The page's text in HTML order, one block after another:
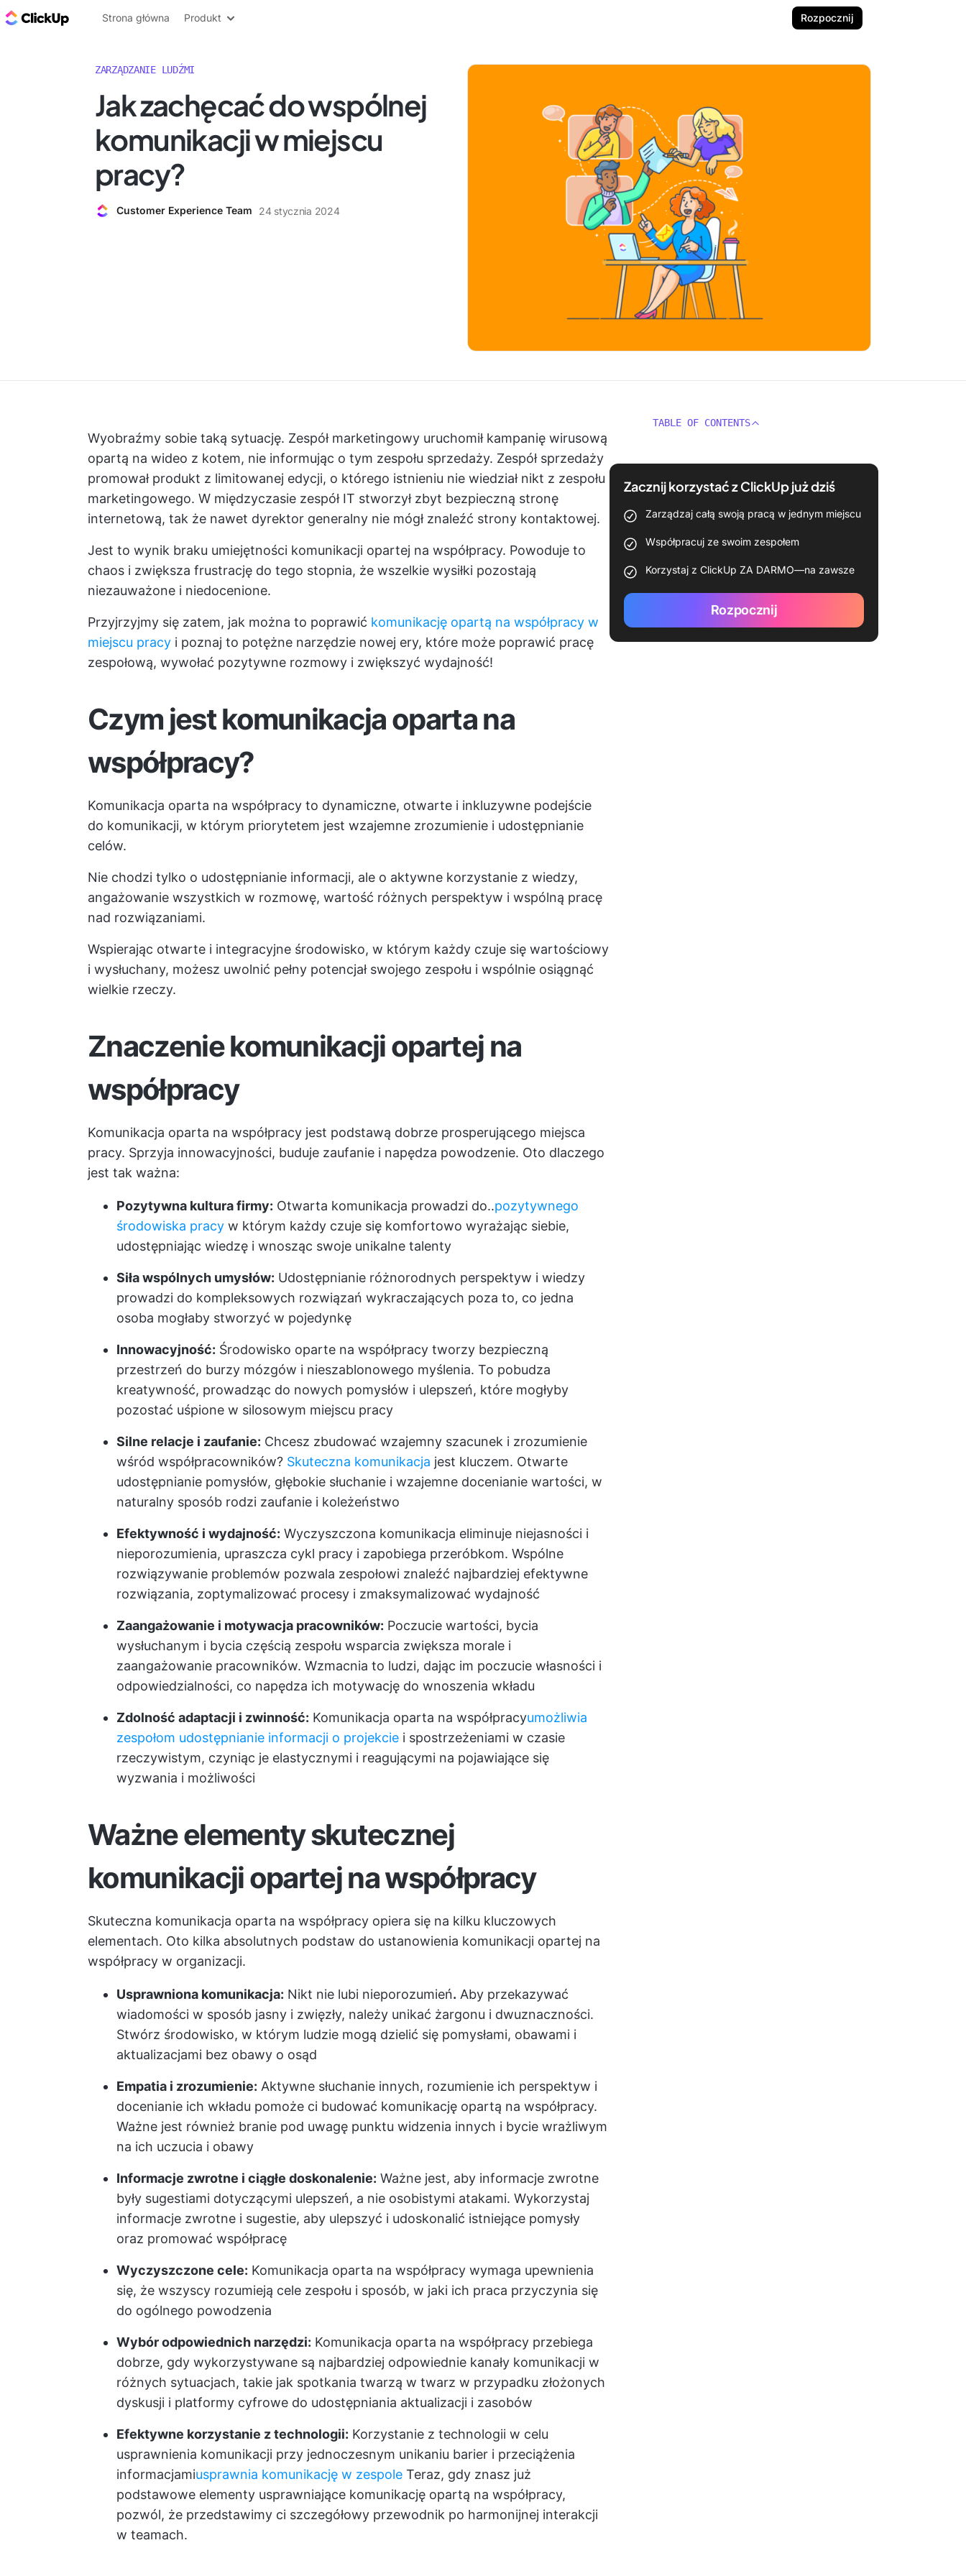
ClickUp Blog
Strona główna Produkt Rozpocznij
ZARZĄDZANIE LUDŹMI
Jak zachęcać do wspólnej
komunikacji w miejscu
pracy?
Customer Experience Team 24 stycznia 2024
Wyobraźmy sobie taką sytuację. Zespół marketingowy uruchomił kampanię wirusową
opartą na wideo z kotem, nie informując o tym zespołu sprzedaży. Zespół sprzedaży
promował produkt z limitowanej edycji, o którego istnieniu nie wiedział nikt z zespołu
marketingowego. W międzyczasie zespół IT stworzył zbyt bezpieczną stronę
internetową, tak że nawet dyrektor generalny nie mógł znaleźć strony kontaktowej.
Jest to wynik braku umiejętności komunikacji opartej na współpracy. Powoduje to
chaos i zwiększa frustrację do tego stopnia, że wszelkie wysiłki pozostają
niezauważone i niedocenione.
Przyjrzyjmy się zatem, jak można to poprawić komunikację opartą na współpracy w
miejscu pracy i poznaj to potężne narzędzie nowej ery, które może poprawić pracę
zespołową, wywołać pozytywne rozmowy i zwiększyć wydajność!
Czym jest komunikacja oparta na
współpracy?
Komunikacja oparta na współpracy to dynamiczne, otwarte i inkluzywne podejście
do komunikacji, w którym priorytetem jest wzajemne zrozumienie i udostępnianie
celów.
Nie chodzi tylko o udostępnianie informacji, ale o aktywne korzystanie z wiedzy,
angażowanie wszystkich w rozmowę, wartość różnych perspektyw i wspólną pracę
nad rozwiązaniami.
Wspierając otwarte i integracyjne środowisko, w którym każdy czuje się wartościowy
i wysłuchany, możesz uwolnić pełny potencjał swojego zespołu i wspólnie osiągnąć
wielkie rzeczy.
Znaczenie komunikacji opartej na
współpracy
Komunikacja oparta na współpracy jest podstawą dobrze prosperującego miejsca
pracy. Sprzyja innowacyjności, buduje zaufanie i napędza powodzenie. Oto dlaczego
jest tak ważna:
Pozytywna kultura firmy: Otwarta komunikacja prowadzi do..pozytywnego
środowiska pracy w którym każdy czuje się komfortowo wyrażając siebie,
udostępniając wiedzę i wnosząc swoje unikalne talenty
Siła wspólnych umysłów: Udostępnianie różnorodnych perspektyw i wiedzy
prowadzi do kompleksowych rozwiązań wykraczających poza to, co jedna
osoba mogłaby stworzyć w pojedynkę
Innowacyjność: Środowisko oparte na współpracy tworzy bezpieczną
przestrzeń do burzy mózgów i nieszablonowego myślenia. To pobudza
kreatywność, prowadząc do nowych pomysłów i ulepszeń, które mogłyby
pozostać uśpione w silosowym miejscu pracy
Silne relacje i zaufanie: Chcesz zbudować wzajemny szacunek i zrozumienie
wśród współpracowników? Skuteczna komunikacja jest kluczem. Otwarte
udostępnianie pomysłów, głębokie słuchanie i wzajemne docenianie wartości, w
naturalny sposób rodzi zaufanie i koleżeństwo
Efektywność i wydajność: Wyczyszczona komunikacja eliminuje niejasności i
nieporozumienia, upraszcza cykl pracy i zapobiega przeróbkom. Wspólne
rozwiązywanie problemów pozwala zespołowi znaleźć najbardziej efektywne
rozwiązania, zoptymalizować procesy i zmaksymalizować wydajność
Zaangażowanie i motywacja pracowników: Poczucie wartości, bycia
wysłuchanym i bycia częścią zespołu wsparcia zwiększa morale i
zaangażowanie pracowników. Wzmacnia to ludzi, dając im poczucie własności i
odpowiedzialności, co napędza ich motywację do wnoszenia wkładu
Zdolność adaptacji i zwinność: Komunikacja oparta na współpracyumożliwia
zespołom udostępnianie informacji o projekcie i spostrzeżeniami w czasie
rzeczywistym, czyniąc je elastycznymi i reagującymi na pojawiające się
wyzwania i możliwości
Ważne elementy skutecznej
komunikacji opartej na współpracy
Skuteczna komunikacja oparta na współpracy opiera się na kilku kluczowych
elementach. Oto kilka absolutnych podstaw do ustanowienia komunikacji opartej na
współpracy w organizacji.
Usprawniona komunikacja: Nikt nie lubi nieporozumień. Aby przekazywać
wiadomości w sposób jasny i zwięzły, należy unikać żargonu i dwuznaczności.
Stwórz środowisko, w którym ludzie mogą dzielić się pomysłami, obawami i
aktualizacjami bez obawy o osąd
Empatia i zrozumienie: Aktywne słuchanie innych, rozumienie ich perspektyw i
docenianie ich wkładu pomoże ci budować komunikację opartą na współpracy.
Ważne jest również branie pod uwagę punktu widzenia innych i bycie wrażliwym
na ich uczucia i obawy
Informacje zwrotne i ciągłe doskonalenie: Ważne jest, aby informacje zwrotne
były sugestiami dotyczącymi ulepszeń, a nie osobistymi atakami. Wykorzystaj
informacje zwrotne i sugestie, aby ulepszyć i udoskonalić istniejące pomysły
oraz promować współpracę
Wyczyszczone cele: Komunikacja oparta na współpracy wymaga upewnienia
się, że wszyscy rozumieją cele zespołu i sposób, w jaki ich praca przyczynia się
do ogólnego powodzenia
Wybór odpowiednich narzędzi: Komunikacja oparta na współpracy przebiega
dobrze, gdy wykorzystywane są najbardziej odpowiednie kanały komunikacji w
różnych sytuacjach, takie jak spotkania twarzą w twarz w przypadku złożonych
dyskusji i platformy cyfrowe do udostępniania aktualizacji i zasobów
Efektywne korzystanie z technologii: Korzystanie z technologii w celu
usprawnienia komunikacji przy jednoczesnym unikaniu barier i przeciążenia
informacjamiusprawnia komunikację w zespole Teraz, gdy znasz już
podstawowe elementy usprawniające komunikację opartą na współpracy,
pozwól, że przedstawimy ci szczegółowy przewodnik po harmonijnej interakcji
w teamach.
TABLE OF CONTENTS
Zacznij korzystać z ClickUp już dziś
Zarządzaj całą swoją pracą w jednym miejscu
Współpracuj ze swoim zespołem
Korzystaj z ClickUp ZA DARMO—na zawsze
Rozpocznij